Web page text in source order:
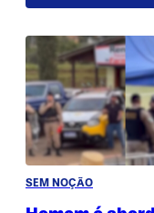
SEM NOÇÃO